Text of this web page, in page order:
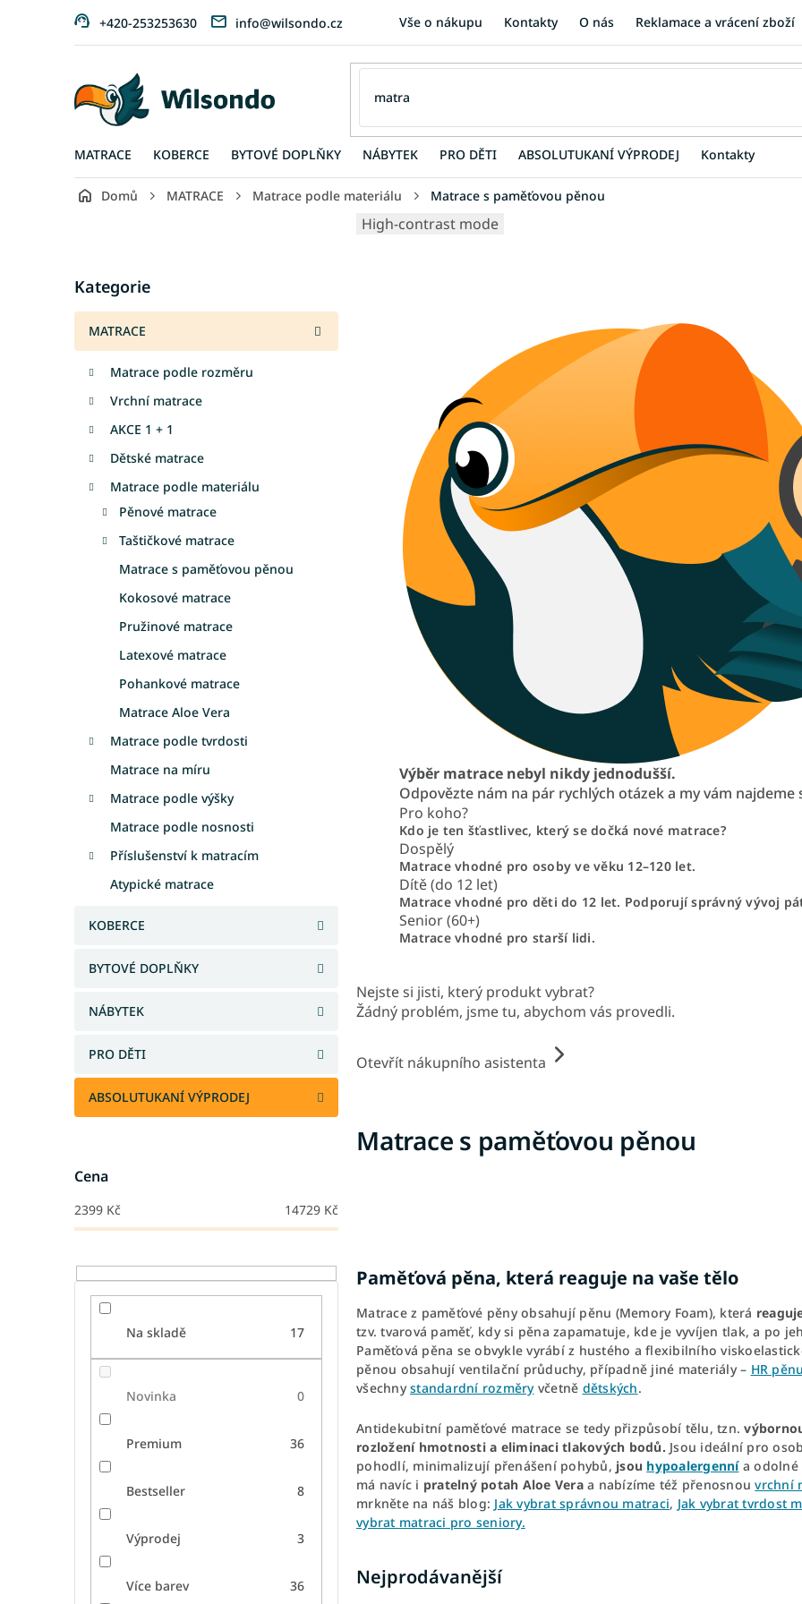
+420-253253630 info@wilsondo.cz Vše o nákupu Kontakty O nás Reklamace a vrácení zboží
MATRACE KOBERCE BYTOVÉ DOPLŇKY NÁBYTEK PRO DĚTI ABSOLUTUKANÍ VÝPRODEJ Kontakty
Domů MATRACE Matrace podle materiálu Matrace s paměťovou pěnou
t
r
a
kategorie
Kategorie
MATRACE
Matrace podle rozměru
Vrchní matrace
AKCE 1 + 1
Dětské matrace
Matrace podle materiálu
Pěnové matrace
Taštičkové matrace
Matrace s paměťovou pěnou
Kokosové matrace
Pružinové matrace
Latexové matrace
Pohankové matrace
Matrace Aloe Vera
Matrace podle tvrdosti
Matrace na míru
Matrace podle výšky
Matrace podle nosnosti
Příslušenství k matracím
Atypické matrace
KOBERCE
BYTOVÉ DOPLŇKY
NÁBYTEK
PRO DĚTI
ABSOLUTUKANÍ VÝPRODEJ
Cena
2399 Kč 14729 Kč
Na skladě 17
Novinka 0
Premium 36
Bestseller 8
Výprodej 3
Více barev 36
Matrace s paměťovou pěnou
High-contrast mode
Výběr matrace nebyl nikdy jednodušší.
Odpovězte nám na pár rychlých otázek a my vám
Pro koho?
Kdo je ten šťastlivec, který se dočká nové matrace?
Dospělý
Matrace vhodné pro osoby ve věku 12–120 let.
Dítě (do 12 let)
Matrace vhodné pro děti do 12 let. Podporují správný vývoj
Senior (60+)
Matrace vhodné pro starší lidi.
Nejste si jisti, který produkt vybrat?
Žádný problém, jsme tu, abychom vás provedli.
Otevřít nákupního asistenta
Paměťová pěna, která reaguje na vaše tělo
Matrace z paměťové pěny obsahují pěnu (Memory Foam), která
tzv. tvarová paměť, kdy si pěna zapamatuje, kde je vyvíjen tlak, a po
Paměťová pěna se obvykle vyrábí z hustého a flexibilního
pěnou obsahují ventilační průduchy, případně jiné materiály – HR pěnu
všechnystandardní rozměryvčetně dětských.
Antidekubitní paměťové matrace se tedy přizpůsobí tělu, tzn.
rozložení hmotnosti a eliminaci tlakových bodů. Jsou ideální pro
pohodlí, minimalizují přenášení pohybů, jsou hypoalergennía odolné
má navíc i pratelný potah Aloe Vera a nabízíme též přenosnouvrchní
mrkněte na náš blog: Jak vybrat správnou matraci, Jak vybrat tvrdost
vybrat matraci pro seniory.
Nejprodávanější